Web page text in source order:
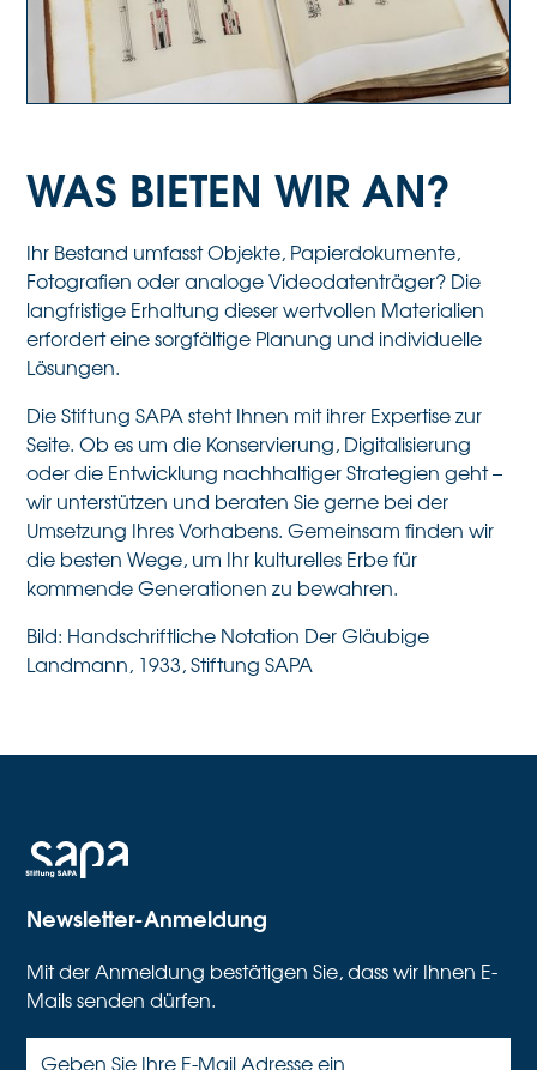
WAS BIETEN WIR AN?
Ihr Bestand umfasst Objekte, Papierdokumente,
Fotografien oder analoge Videodatenträger? Die
langfristige Erhaltung dieser wertvollen Materialien
erfordert eine sorgfältige Planung und individuelle
Lösungen.
Die Stiftung SAPA steht Ihnen mit ihrer Expertise zur
Seite. Ob es um die Konservierung, Digitalisierung
oder die Entwicklung nachhaltiger Strategien geht –
wir unterstützen und beraten Sie gerne bei der
Umsetzung Ihres Vorhabens. Gemeinsam finden wir
die besten Wege, um Ihr kulturelles Erbe für
kommende Generationen zu bewahren.
Bild: Handschriftliche Notation Der Gläubige
Landmann, 1933, Stiftung SAPA
Newsletter-Anmeldung
Mit der Anmeldung bestätigen Sie, dass wir Ihnen E-
Mails senden dürfen.